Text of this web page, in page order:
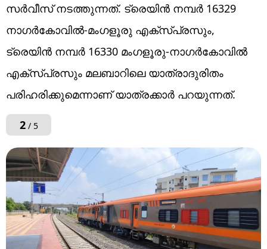
സര്‍വീസ് നടത്തുന്നത്. ട്രെയിന്‍ നമ്പര്‍ 16329
നാഗര്‍കോവില്‍-മംഗളൂരു എക്‌സ്പ്രസും,
ട്രെയിന്‍ നമ്പര്‍ 16330 മംഗളൂരു-നാഗര്‍കോവില്‍
എക്‌സ്പ്രസും മലബാറിലെ യാത്രാദുരിതം
പരിഹരിക്കുമെന്നാണ് യാത്രക്കാര്‍ പറയുന്നത്.
2/ 5